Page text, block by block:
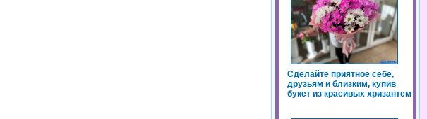
Сделайте приятное себе,
друзьям и близким, купив
букет из красивых хризантем